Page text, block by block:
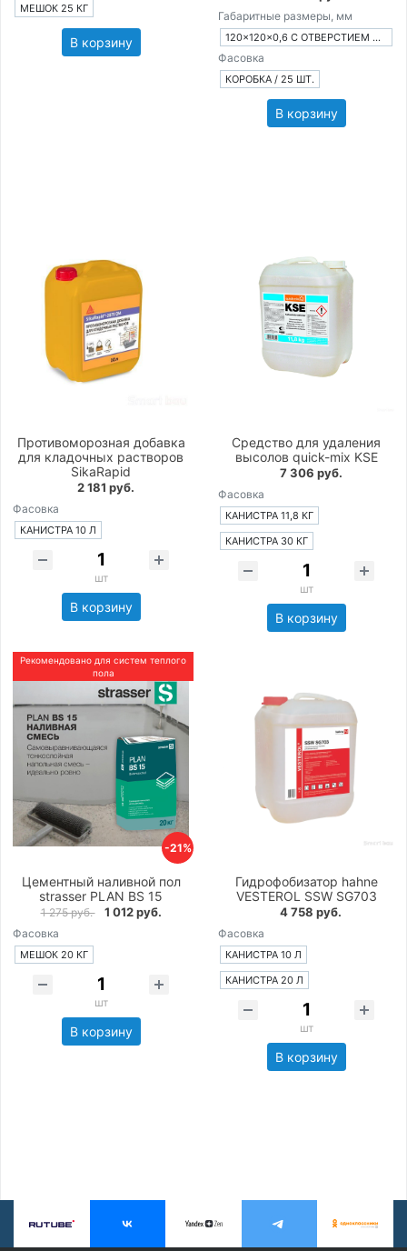
МЕШОК 25 КГ
В корзину
Габаритные размеры, мм
120×120×0,6 С ОТВЕРСТИЕМ Ø 15 ММ
Фасовка
КОРОБКА / 25 ШТ.
В корзину
Противоморозная добавка
для кладочных растворов
SikaRapid
2 181 руб.
Фасовка
КАНИСТРА 10 Л
шт
В корзину
Средство для удаления
высолов quick-mix KSE
7 306 руб.
Фасовка
КАНИСТРА 11,8 КГ
КАНИСТРА 30 КГ
шт
В корзину
-21%
Рекомендовано для систем теплого
пола
Цементный наливной пол
strasser PLAN BS 15
1 275 руб. 1 012 руб.
Фасовка
МЕШОК 20 КГ
шт
В корзину
Гидрофобизатор hahne
VESTEROL SSW SG703
4 758 руб.
Фасовка
КАНИСТРА 10 Л
КАНИСТРА 20 Л
шт
В корзину